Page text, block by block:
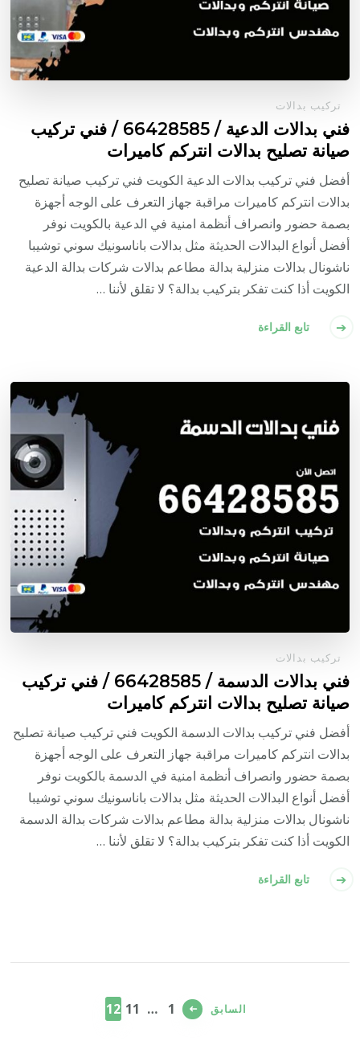
تركيب بدالات
فني بدالات الدعية / 66428585 / فني تركيب
صيانة تصليح بدالات انتركم كاميرات
أفضل فني تركيب بدالات الدعية الكويت فني تركيب صيانة تصليح
بدالات انتركم كاميرات مراقبة جهاز التعرف على الوجه أجهزة
بصمة حضور وانصراف أنظمة امنية في الدعية بالكويت نوفر
أفضل أنواع البدالات الحديثة مثل بدالات باناسونيك سوني توشيبا
ناشونال بدالات منزلية بدالة مطاعم بدالات شركات بدالة الدعية
الكويت أذا كنت تفكر بتركيب بدالة؟ لا تقلق لأننا …
تابع القراءة
تركيب بدالات
فني بدالات الدسمة / 66428585 / فني تركيب
صيانة تصليح بدالات انتركم كاميرات
أفضل فني تركيب بدالات الدسمة الكويت فني تركيب صيانة تصليح
بدالات انتركم كاميرات مراقبة جهاز التعرف على الوجه أجهزة
بصمة حضور وانصراف أنظمة امنية في الدسمة بالكويت نوفر
أفضل أنواع البدالات الحديثة مثل بدالات باناسونيك سوني توشيبا
ناشونال بدالات منزلية بدالة مطاعم بدالات شركات بدالة الدسمة
الكويت أذا كنت تفكر بتركيب بدالة؟ لا تقلق لأننا …
تابع القراءة
السابق صفحة
1
… صفحة
11 صفحة
12